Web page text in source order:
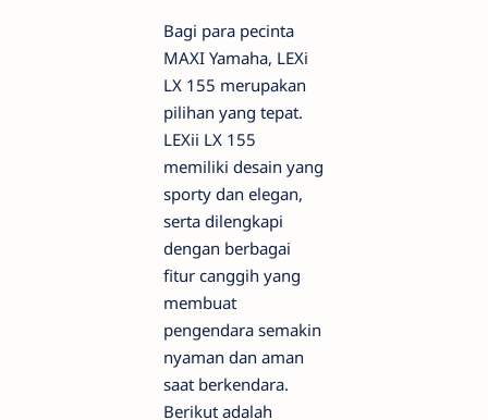
Bagi para pecinta
MAXI Yamaha, LEXi
LX 155 merupakan
pilihan yang tepat.
LEXii LX 155
memiliki desain yang
sporty dan elegan,
serta dilengkapi
dengan berbagai
fitur canggih yang
membuat
pengendara semakin
nyaman dan aman
saat berkendara.
Berikut adalah